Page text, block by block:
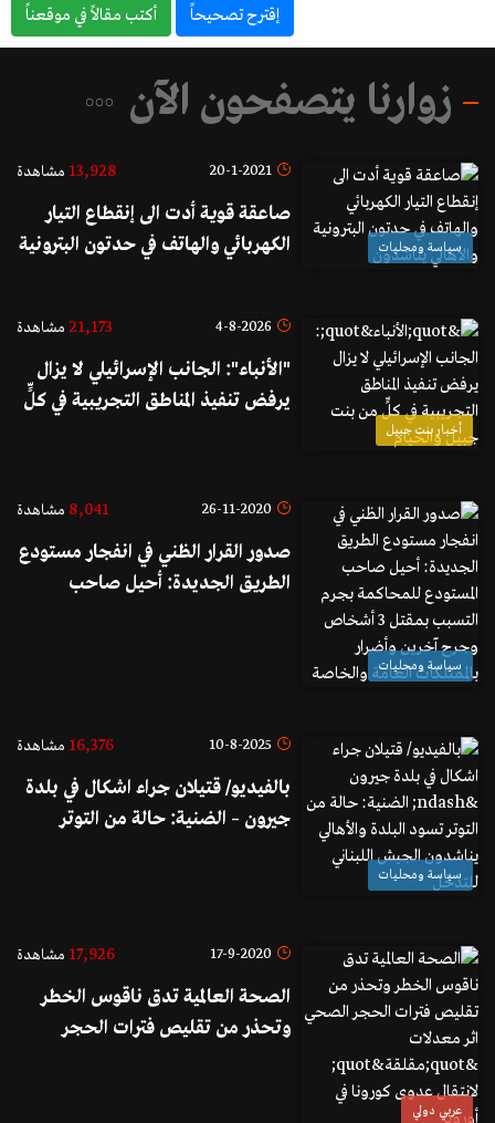
إقترح تصحيحاً أكتب مقالاً في موقعناً
زوارنا يتصفحون الآن
سياسة ومحليات
20-1-2021
13,928 مشاهدة
صاعقة قوية أدت الى إنقطاع التيار
الكهربائي والهاتف في حدتون البترونية
أخبار بنت جبيل
4-8-2026
21,173 مشاهدة
"الأنباء": الجانب الإسرائيلي لا يزال
يرفض تنفيذ المناطق التجريبية في كلٍّ
سياسة ومحليات
26-11-2020
8,041 مشاهدة
صدور القرار الظني في انفجار مستودع
الطريق الجديدة: أحيل صاحب
سياسة ومحليات
10-8-2025
16,376 مشاهدة
بالفيديو/ قتيلان جراء اشكال في بلدة
جيرون – الضنية: حالة من التوتر
عربي دولي
17-9-2020
17,926 مشاهدة
الصحة العالمية تدق ناقوس الخطر
وتحذر من تقليص فترات الحجر